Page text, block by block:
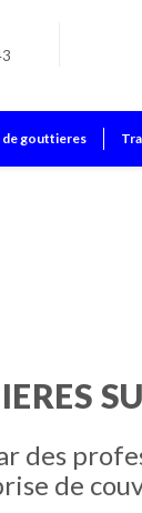
de gouttieres
de